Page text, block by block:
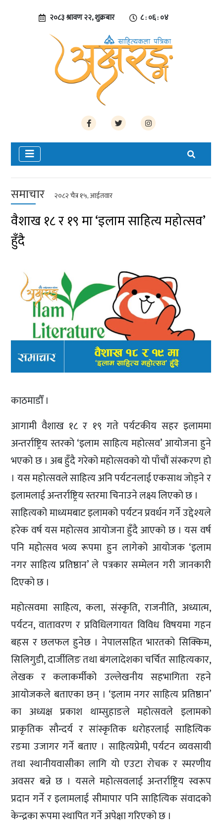
२०८३ श्रावण २२, शुक्रबार ८ : ०६ : ०५
समाचार २०८२ चैत्र १५, आईतवार
वैशाख १८ र १९ मा ‘इलाम साहित्य महोत्सव’
हुँदै
काठमाडौँ ।
आगामी वैशाख १८ र १९ गते पर्यटकीय सहर इलाममा
अन्तर्राष्ट्रिय स्तरको ‘इलाम साहित्य महोत्सव’ आयोजना हुने
भएको छ । अब हुँदै गरेको महोत्सवको यो पाँचौं संस्करण हो
। यस महोत्सवले साहित्य अनि पर्यटनलाई एकसाथ जोड्ने र
इलामलाई अन्तर्राष्ट्रिय स्तरमा चिनाउने लक्ष्य लिएको छ ।
साहित्यको माध्यमबाट इलामको पर्यटन प्रवर्धन गर्ने उद्देश्यले
हरेक वर्ष यस महोत्सव आयोजना हुँदै आएको छ । यस वर्ष
पनि महोत्सव भव्य रूपमा हुन लागेको आयोजक ‘इलाम
नगर साहित्य प्रतिष्ठान’ ले पत्रकार सम्मेलन गरी जानकारी
दिएको छ ।
महोत्सवमा साहित्य, कला, संस्कृति, राजनीति, अध्यात्म,
पर्यटन, वातावरण र प्रविधिलगायत विविध विषयमा गहन
बहस र छलफल हुनेछ । नेपालसहित भारतको सिक्किम,
सिलिगुडी, दार्जीलिङ तथा बंगलादेशका चर्चित साहित्यकार,
लेखक र कलाकर्मीको उल्लेखनीय सहभागिता रहने
आयोजकले बताएका छन् । ‘इलाम नगर साहित्य प्रतिष्ठान’
का अध्यक्ष प्रकाश थाम्सुहाङले महोत्सवले इलामको
प्राकृतिक सौन्दर्य र सांस्कृतिक धरोहरलाई साहित्यिक
रङमा उजागर गर्ने बताए । साहित्यप्रेमी, पर्यटन व्यवसायी
तथा स्थानीयवासीका लागि यो एउटा रोचक र स्मरणीय
अवसर बन्ने छ । यसले महोत्सवलाई अन्तर्राष्ट्रिय स्वरूप
प्रदान गर्ने र इलामलाई सीमापार पनि साहित्यिक संवादको
केन्द्रका रूपमा स्थापित गर्ने अपेक्षा गरिएको छ ।